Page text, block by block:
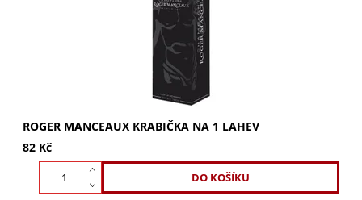
ROGER MANCEAUX KRABIČKA NA 1 LAHEV
82 Kč